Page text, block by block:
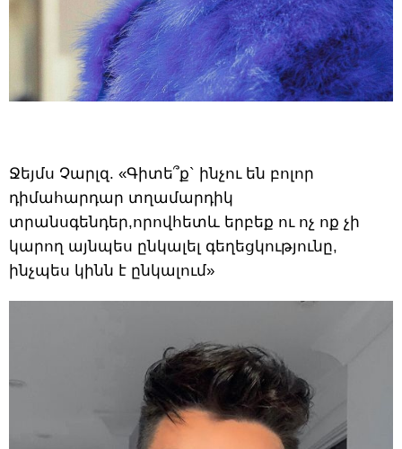
Ջեյմս Չարլզ. «Գիտե՞ք` ինչու են բոլոր
դիմահարդար տղամարդիկ
տրանսգենդեր,որովհետև երբեք ու ոչ ոք չի
կարող այնպես ընկալել գեղեցկությունը,
ինչպես կինն է ընկալում»